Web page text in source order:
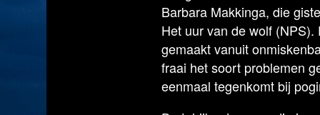
Barbara Makkinga, die
Het uur van de wolf
gemaakt vanuit
fraai het soort problemen
eenmaal tegenkomt bij